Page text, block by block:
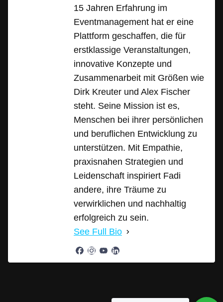
15 Jahren Erfahrung im
Eventmanagement hat er eine
Plattform geschaffen, die für
erstklassige Veranstaltungen,
innovative Konzepte und
Zusammenarbeit mit Größen wie
Dirk Kreuter und Alex Fischer
steht. Seine Mission ist es,
Menschen bei ihrer persönlichen
und beruflichen Entwicklung zu
unterstützen. Mit Empathie,
praxisnahen Strategien und
Leidenschaft inspiriert Fadi
andere, ihre Träume zu
verwirklichen und nachhaltig
erfolgreich zu sein.
See Full Bio